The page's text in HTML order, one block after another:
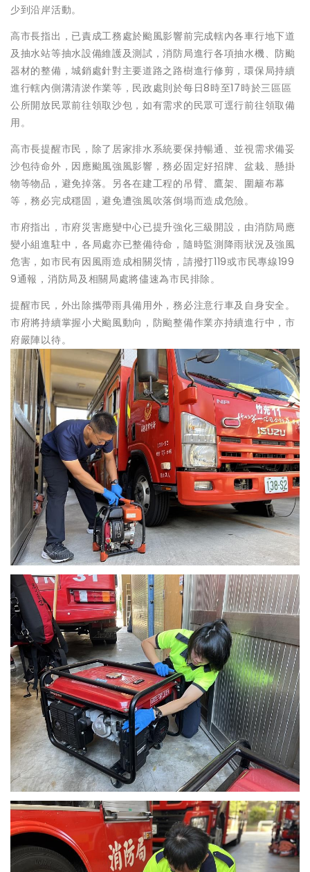
少到沿岸活動。
高市長指出，已責成工務處於颱風影響前完成轄內各車行地下道
及抽水站等抽水設備維護及測試，消防局進行各項抽水機、防颱
器材的整備，城銷處針對主要道路之路樹進行修剪，環保局持續
進行轄內側溝清淤作業等，民政處則於每日8時至17時於三區區
公所開放民眾前往領取沙包，如有需求的民眾可逕行前往領取備
用。
高市長提醒市民，除了居家排水系統要保持暢通、並視需求備妥
沙包待命外，因應颱風強風影響，務必固定好招牌、盆栽、懸掛
物等物品，避免掉落。另各在建工程的吊臂、鷹架、圍籬布幕
等，務必完成穩固，避免遭強風吹落倒塌而造成危險。
市府指出，市府災害應變中心已提升強化三級開設，由消防局應
變小組進駐中，各局處亦已整備待命，隨時監測降雨狀況及強風
危害，如市民有因風雨造成相關災情，請撥打119或市民專線199
9通報，消防局及相關局處將儘速為市民排除。
提醒市民，外出除攜帶雨具備用外，務必注意行車及自身安全。
市府將持續掌握小犬颱風動向，防颱整備作業亦持續進行中，市
府嚴陣以待。